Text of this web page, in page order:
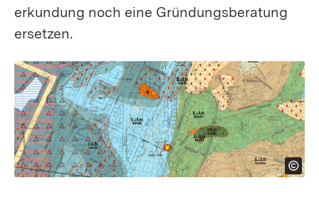
erkundung noch eine Gründungsberatung
ersetzen.